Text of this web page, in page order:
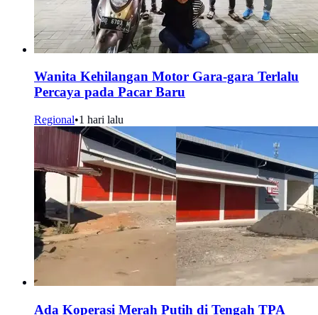
Wanita Kehilangan Motor Gara-gara Terlalu
Percaya pada Pacar Baru
Regional•1 hari lalu
Ada Koperasi Merah Putih di Tengah TPA